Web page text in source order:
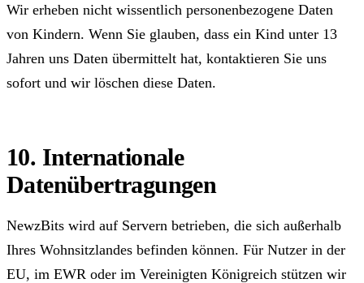
Wir erheben nicht wissentlich personenbezogene Daten
von Kindern. Wenn Sie glauben, dass ein Kind unter 13
Jahren uns Daten übermittelt hat, kontaktieren Sie uns
sofort und wir löschen diese Daten.
10. Internationale
Datenübertragungen
NewzBits wird auf Servern betrieben, die sich außerhalb
Ihres Wohnsitzlandes befinden können. Für Nutzer in der
EU, im EWR oder im Vereinigten Königreich stützen wir